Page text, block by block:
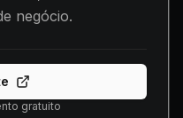
negócio.
gratuito